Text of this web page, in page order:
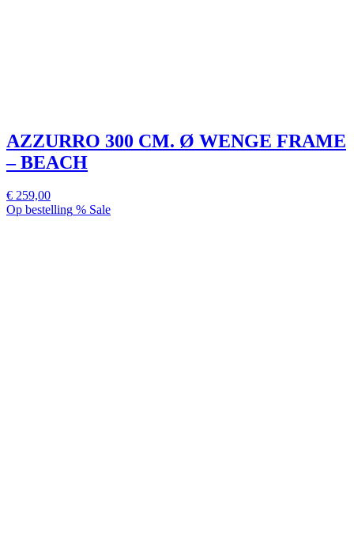
AZZURRO 300 CM. Ø WENGE FRAME
– BEACH
€ 259,00
Op bestelling % Sale